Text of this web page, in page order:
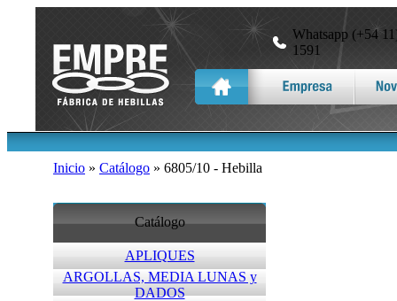
Whatsapp (+54
1591
Inicio » Catálogo » 6805/10 - Hebilla
Catálogo
APLIQUES
ARGOLLAS, MEDIA LUNAS y
DADOS